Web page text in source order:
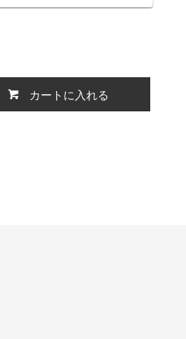
カートに入れる